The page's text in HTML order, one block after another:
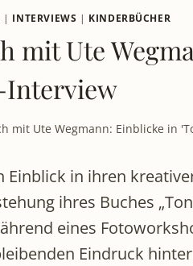
| INTERVIEWS | KINDERBÜCHER
mit Ute
Interview
mit Ute Wegmann: Einblicke in
in ihren
ihres Buches
eines
Eindruck